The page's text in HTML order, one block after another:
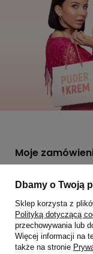
Moje
Status
Śledzenie
Chcę
Chcę zwrócić
Dbamy o Twoją
Sklep korzysta z
Polityką dotyczącą
przechowywania lub
Więcej informacji na
także na stronie